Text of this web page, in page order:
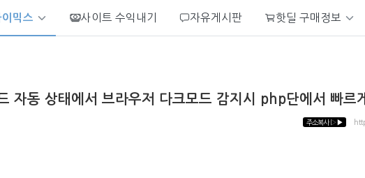
이믹스 사이트 수익내기 자유게시판 핫딜 구매정보
자동 상태에서 브라우저 다크모드 감지시 php단에서 빠르
주소복사 ▷▶